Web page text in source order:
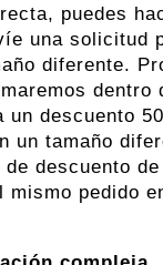
puedes
una solicitud
diferente.
dentro
un descuento
un tamaño
descuento
mismo pedido